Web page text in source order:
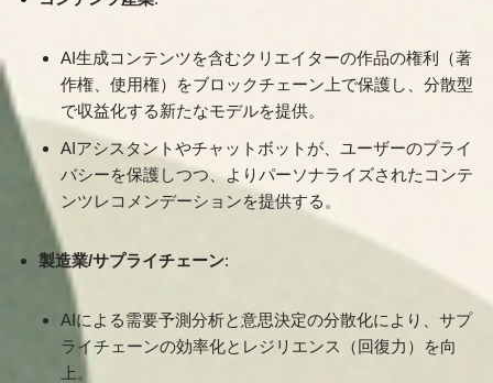
AI生成コンテンツを含むクリエイターの作品の権利（著
作権、使用権）をブロックチェーン上で保護し、分散型
で収益化する新たなモデルを提供。
AIアシスタントやチャットボットが、ユーザーのプライ
バシーを保護しつつ、よりパーソナライズされたコンテ
ンツレコメンデーションを提供する。
製造業/サプライチェーン:
AIによる需要予測分析と意思決定の分散化により、サプ
ライチェーンの効率化とレジリエンス（回復力）を向
上。